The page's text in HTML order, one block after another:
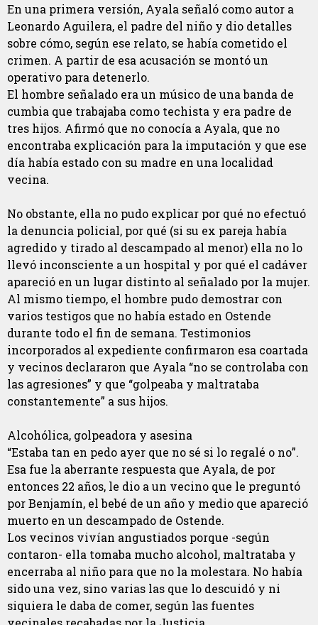
En una primera versión, Ayala señaló como autor a
Leonardo Aguilera, el padre del niño y dio detalles
sobre cómo, según ese relato, se había cometido el
crimen. A partir de esa acusación se montó un
operativo para detenerlo.
El hombre señalado era un músico de una banda de
cumbia que trabajaba como techista y era padre de
tres hijos. Afirmó que no conocía a Ayala, que no
encontraba explicación para la imputación y que ese
día había estado con su madre en una localidad
vecina.
No obstante, ella no pudo explicar por qué no efectuó
la denuncia policial, por qué (si su ex pareja había
agredido y tirado al descampado al menor) ella no lo
llevó inconsciente a un hospital y por qué el cadáver
apareció en un lugar distinto al señalado por la mujer.
Al mismo tiempo, el hombre pudo demostrar con
varios testigos que no había estado en Ostende
durante todo el fin de semana. Testimonios
incorporados al expediente confirmaron esa coartada
y vecinos declararon que Ayala “no se controlaba con
las agresiones” y que “golpeaba y maltrataba
constantemente” a sus hijos.
Alcohólica, golpeadora y asesina
“Estaba tan en pedo ayer que no sé si lo regalé o no”.
Esa fue la aberrante respuesta que Ayala, de por
entonces 22 años, le dio a un vecino que le preguntó
por Benjamín, el bebé de un año y medio que apareció
muerto en un descampado de Ostende.
Los vecinos vivían angustiados porque -según
contaron- ella tomaba mucho alcohol, maltrataba y
encerraba al niño para que no la molestara. No había
sido una vez, sino varias las que lo descuidó y ni
siquiera le daba de comer, según las fuentes